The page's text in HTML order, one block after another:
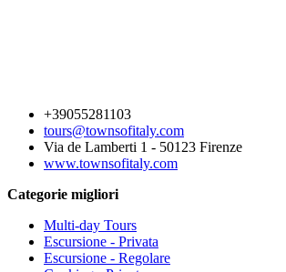
+39055281103
tours@townsofitaly.com
Via de Lamberti 1 - 50123 Firenze
www.townsofitaly.com
Categorie migliori
Multi-day Tours
Escursione - Privata
Escursione - Regolare